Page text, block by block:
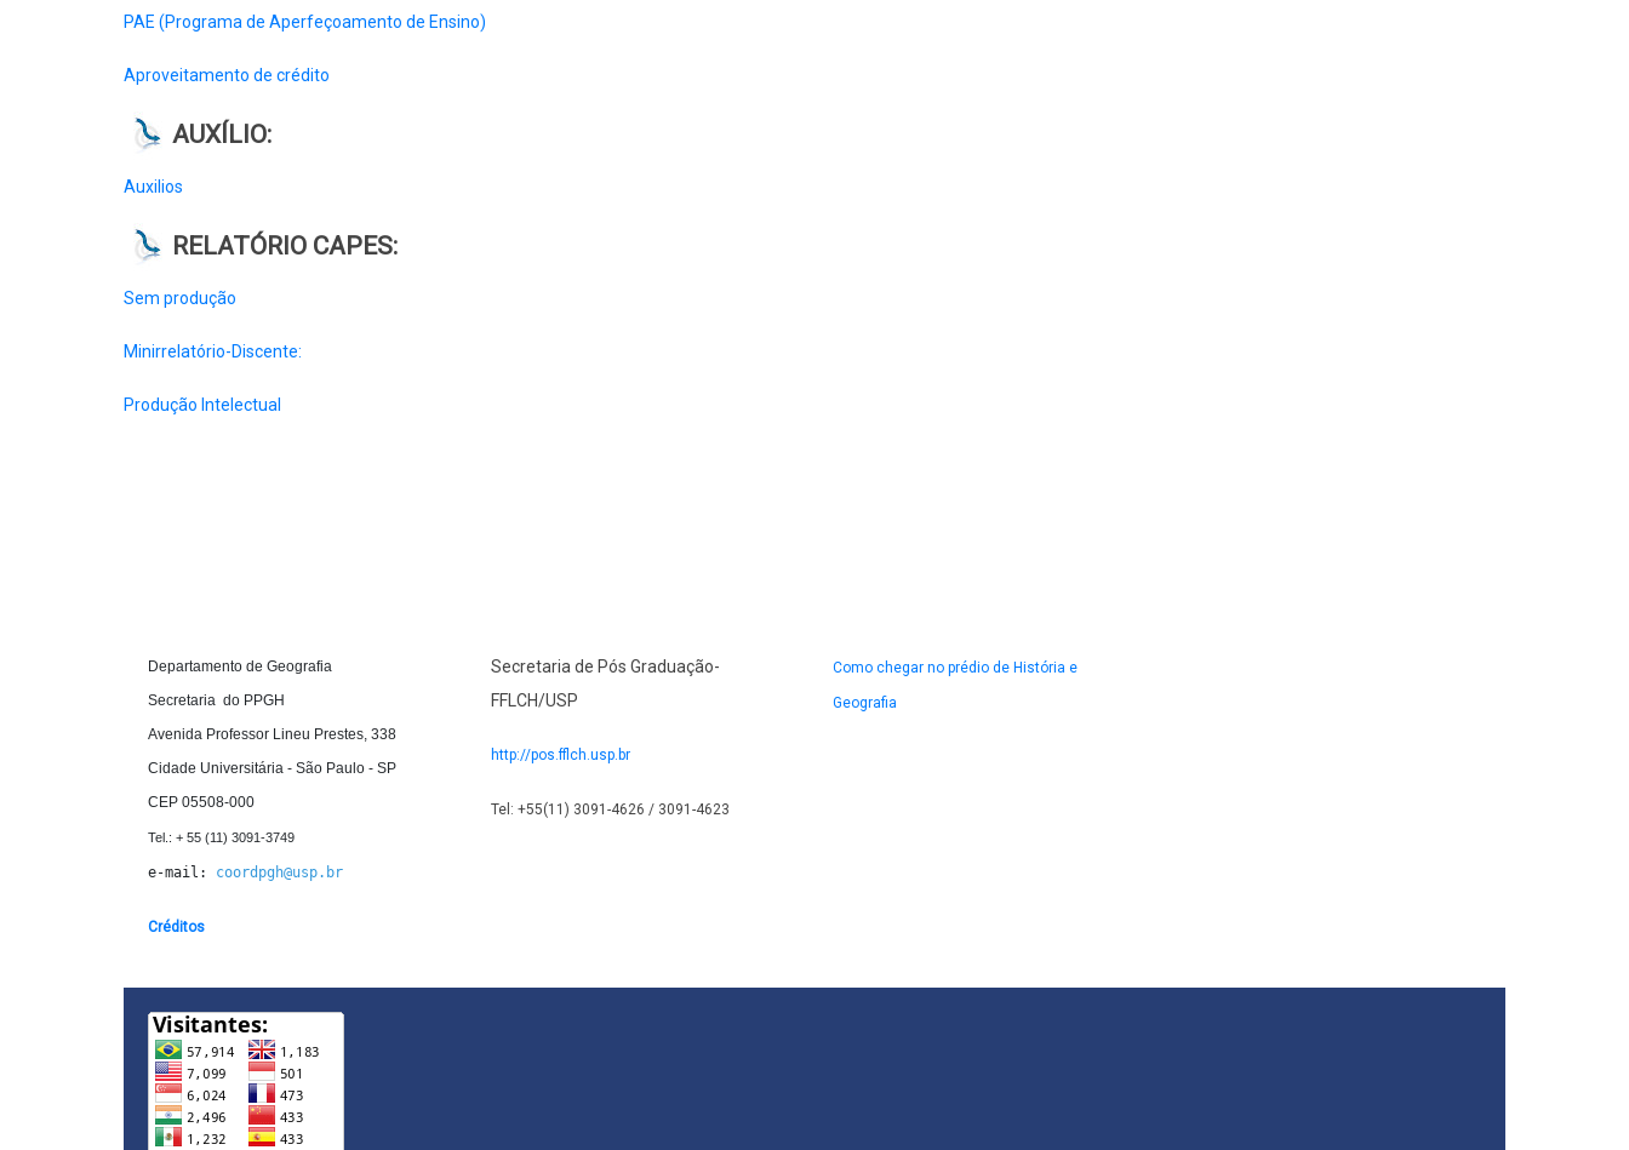
PAE (Programa de Aperfeçoamento de Ensino)
Aproveitamento de crédito
AUXÍLIO:
Auxilios
RELATÓRIO CAPES:
Sem produção
Minirrelatório-Discente:
Produção Intelectual
Departamento de Geografia
Secretaria  do PPGH
Avenida Professor Lineu Prestes, 338
Cidade Universitária - São Paulo - SP
CEP 05508-000
e-mail: coordpgh@usp.br
Créditos
Secretaria de Pós Graduação-
FFLCH/USP
http://pos.fflch.usp.br
Tel: +55(11) 3091-4626 / 3091-4623
Como chegar no prédio de História e
Geografia